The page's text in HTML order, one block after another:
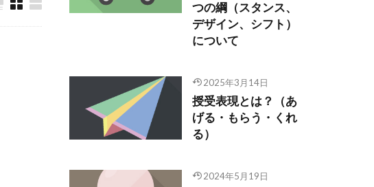
つの綱（スタンス、
デザイン、シフト）
について
2025年3月14日
授受表現とは？（あ
げる・もらう・くれ
る）
2024年5月19日